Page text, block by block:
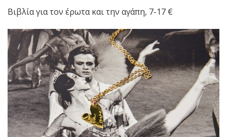
Βιβλία για τον έρωτα και την αγάπη, 7-17 €